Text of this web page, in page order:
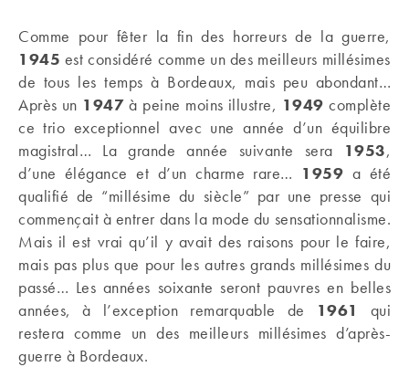
Comme pour fêter la fin des horreurs de la guerre,
1945 est considéré comme un des meilleurs millésimes
de tous les temps à Bordeaux, mais peu abondant…
Après un 1947 à peine moins illustre, 1949 complète
ce trio exceptionnel avec une année d’un équilibre
magistral… La grande année suivante sera
1953,
d’une élégance et d’un charme rare… 1959 a été
qualifié de “millésime du siècle” par une presse qui
commençait à entrer dans la mode du sensationnalisme.
Mais il est vrai qu’il y avait des raisons pour le faire,
mais pas plus que pour les autres grands millésimes du
passé… Les années soixante seront pauvres en belles
années, à l’exception remarquable de
1961
qui
restera comme un des meilleurs millésimes d’après-
guerre à Bordeaux.